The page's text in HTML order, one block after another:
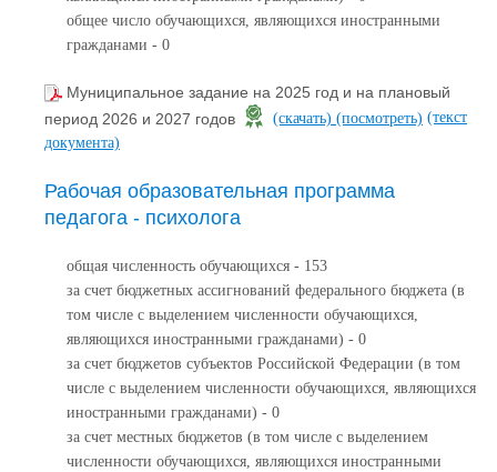
общее число обучающихся, являющихся иностранными
гражданами - 0
Муниципальное задание на 2025 год и на плановый
период 2026 и 2027 годов
(скачать) (посмотреть) (текст
документа)
Рабочая образовательная программа
педагога - психолога
общая численность обучающихся - 153
за счет бюджетных ассигнований федерального бюджета (в
том числе с выделением численности обучающихся,
являющихся иностранными гражданами) - 0
за счет бюджетов субъектов Российской Федерации (в том
числе с выделением численности обучающихся, являющихся
иностранными гражданами) - 0
за счет местных бюджетов (в том числе с выделением
численности обучающихся, являющихся иностранными